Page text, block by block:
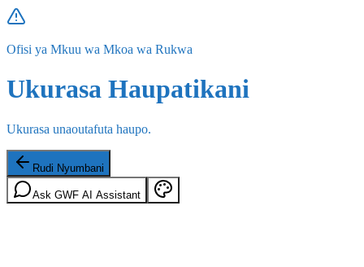
Ofisi ya Mkuu wa Mkoa wa Rukwa
Ukurasa Haupatikani
Ukurasa unaoutafuta haupo.
Rudi Nyumbani
Ask GWF AI Assistant